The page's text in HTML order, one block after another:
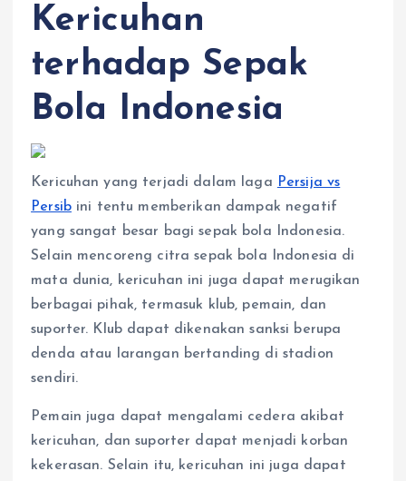
Kericuhan
terhadap Sepak
Bola Indonesia
Kericuhan yang terjadi dalam laga Persija vs
Persibini tentu memberikan dampak negatif
yang sangat besar bagi sepak bola Indonesia.
Selain mencoreng citra sepak bola Indonesia di
mata dunia, kericuhan ini juga dapat merugikan
berbagai pihak, termasuk klub, pemain, dan
suporter. Klub dapat dikenakan sanksi berupa
denda atau larangan bertanding di stadion
sendiri.
Pemain juga dapat mengalami cedera akibat
kericuhan, dan suporter dapat menjadi korban
kekerasan. Selain itu, kericuhan ini juga dapat